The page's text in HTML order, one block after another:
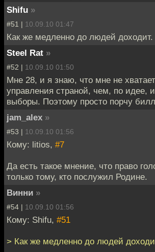
Shifu »
#51 | 10.09.10 01:47
Как же медленно до людей доходит.
Steel Rat »
#52 | 10.09.10 01:50
Мне 28, и я знаю, что мне не
управления страной, чем, по идее,
выборы. Поэтому просто порчу
jam_alex »
#53 | 10.09.10 01:56
Кому: litios, #7
Да есть такое мнение, что право
только тому, кто послужил Родине.
Винни »
#54 | 10.09.10 01:56
Кому: Shifu, #51
> Как же медленно до людей